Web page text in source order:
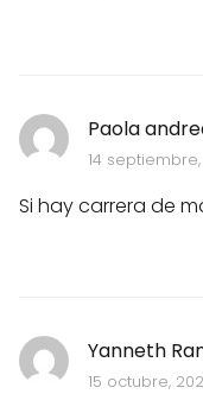
Paola
14
Si hay carrera de
Yanneth
15 octubre,